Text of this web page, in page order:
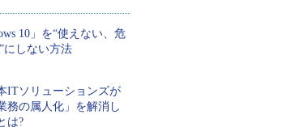
10」を“使えない、危
にしない方法
ITソリューションズが
務の属人化」を解消し
は?